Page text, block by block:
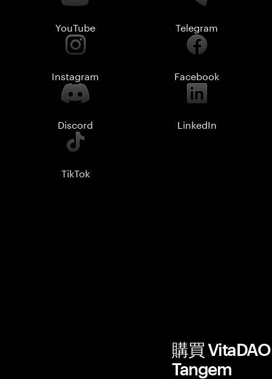
YouTube Telegram
Instagram Facebook
Discord LinkedIn
TikTok
購買
Tangem